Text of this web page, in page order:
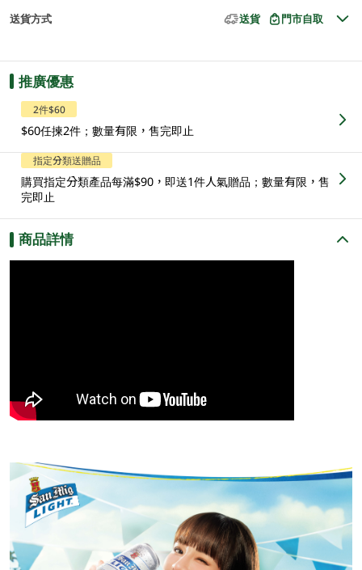
送貨方式 送貨 門市自取
推廣優惠
2件$60
$60任揀2件；數量有限，售完即止
指定分類送贈品
購買指定分類產品每滿$90，即送1件人氣贈品；數量有限，售
完即止
商品詳情